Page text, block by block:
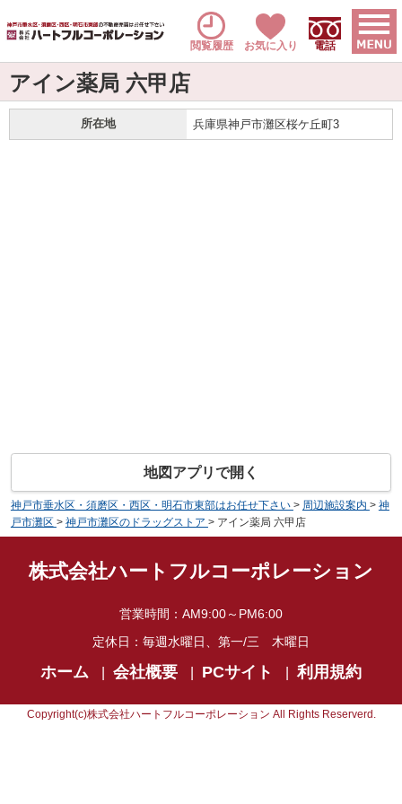
閲覧履歴 お気に入り 電話
アイン薬局 六甲店
所在地 兵庫県神戸市灘区桜ケ丘町3
地図アプリで開く
神戸市垂水区・須磨区・西区・明石市東部はお任せ下さい > 周辺施設案内 > 神
戸市灘区 > 神戸市灘区のドラッグストア > アイン薬局 六甲店
株式会社ハートフルコーポレーション
営業時間： AM9:00～PM6:00
定休日： 毎週水曜日、第一/三 木曜日
ホーム 会社概要 PCサイト 利用規約
Copyright(c)株式会社ハートフルコーポレーション All Rights Reserverd.